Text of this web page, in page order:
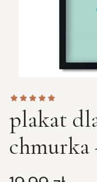
plakat
chmurka